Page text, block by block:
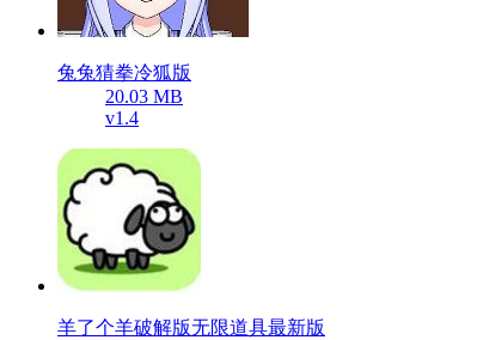
兔兔猜拳冷狐版
20.03 MB
v1.4
羊了个羊破解版无限道具最新版